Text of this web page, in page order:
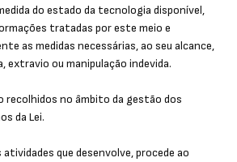
do estado da tecnologia disponível,
tratadas por este meio e
as medidas necessárias, ao seu alcance,
extravio ou manipulação indevida.
recolhidos no âmbito da gestão dos
da Lei.
que desenvolve, procede ao